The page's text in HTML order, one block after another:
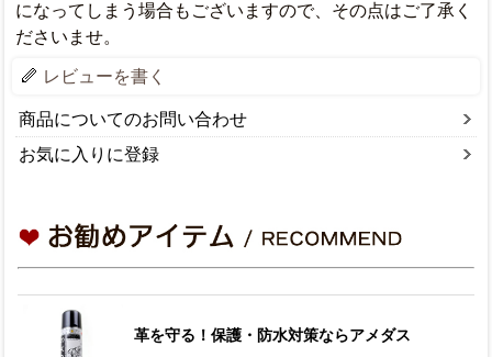
になってしまう場合もございますので、その点はご了承く
ださいませ。
レビューを書く
商品についてのお問い合わせ
お気に入りに登録
革を守る！保護・防水対策ならアメダス